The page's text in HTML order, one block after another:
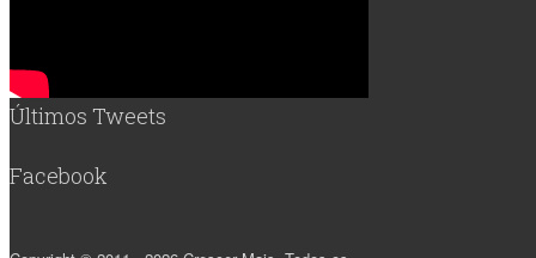
Últimos Tweets
Facebook